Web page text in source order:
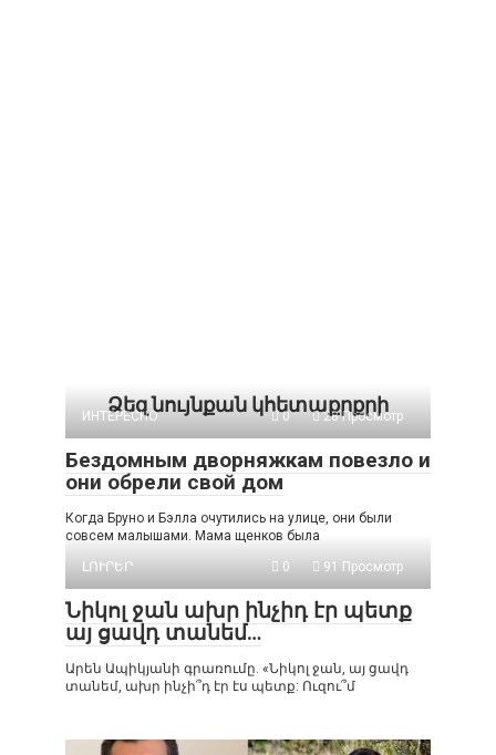
Ձեզ նույնքան կհետաքրքրի
ИНТЕРЕСНО 0 28 Просмотр
Бездомным дворняжкам повезло и
они обрели свой дом
Когда Бруно и Бэлла очутились на улице, они были
совсем малышами. Мама щенков была
ԼՈՒՐԵՐ
0 91 Просмотр
Նիկոլ ջան ախր ինչիդ էր պետք
այ ցավդ տանեմ…
Արեն Ապիկյանի գրառումը. «Նիկոլ ջան, այ ցավդ
տանեմ, ախր ինչի՞դ էր էս պետք: Ուզու՞մ